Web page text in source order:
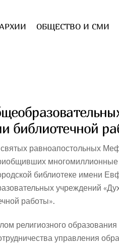
ОБЩЕСТВО И СМИ
библиотечной
равноапостольных
многомиллионные
библиотеке имени
учреждений
работы».
религиозного образования
управления